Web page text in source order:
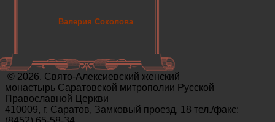
Валерия Соколова
© 2026. Свято-Алексиевский женский
монастырь Саратовской митрополии Русской
Православной Церкви
410009, г. Саратов, Замковый проезд, 18 тел./факс: